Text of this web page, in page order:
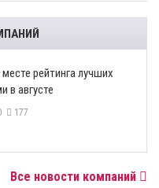
рейтинга лучших
в августе
177
Все новости компаний